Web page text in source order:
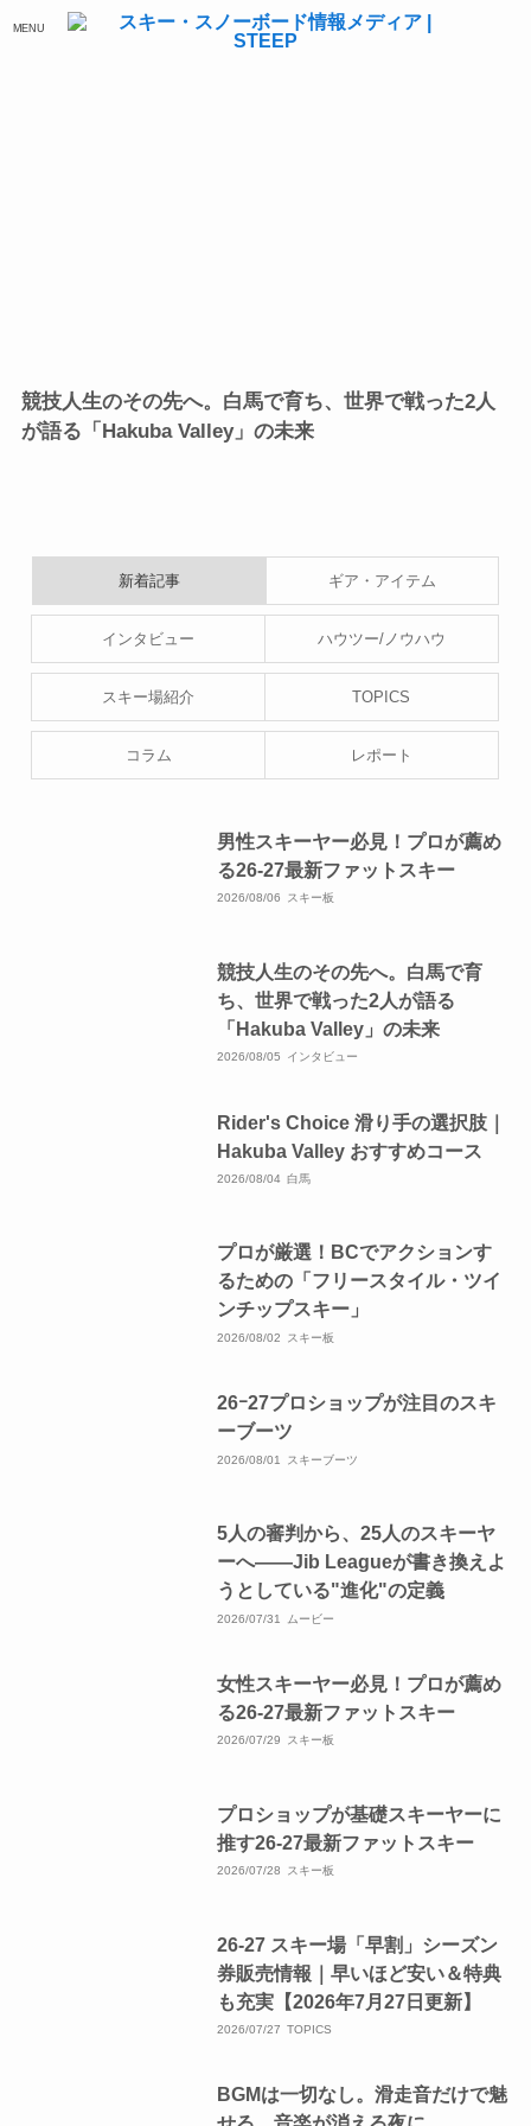
MENU
競技人生のその先へ。白馬で育ち、世界で戦った2人
が語る「Hakuba Valley」の未来
新着記事 ギア・アイテム
インタビュー ハウツー/ノウハウ
スキー場紹介 TOPICS
コラム レポート
男性スキーヤー必見！プロが薦め
る26-27最新ファットスキー
2026/08/06 スキー板
競技人生のその先へ。白馬で育
ち、世界で戦った2人が語る
「Hakuba Valley」の未来
2026/08/05 インタビュー
Rider's Choice 滑り手の選択肢｜
Hakuba Valley おすすめコース
2026/08/04 白馬
プロが厳選！BCでアクションす
るための「フリースタイル・ツイ
ンチップスキー」
2026/08/02 スキー板
26ｰ27プロショップが注目のスキ
ーブーツ
2026/08/01 スキーブーツ
5人の審判から、25人のスキーヤ
ーへ——Jib Leagueが書き換えよ
うとしている"進化"の定義
2026/07/31 ムービー
女性スキーヤー必見！プロが薦め
る26-27最新ファットスキー
2026/07/29 スキー板
プロショップが基礎スキーヤーに
推す26-27最新ファットスキー
2026/07/28 スキー板
26-27 スキー場「早割」シーズン
券販売情報｜早いほど安い＆特典
も充実【2026年7月27日更新】
2026/07/27 TOPICS
BGMは一切なし。滑走音だけで魅